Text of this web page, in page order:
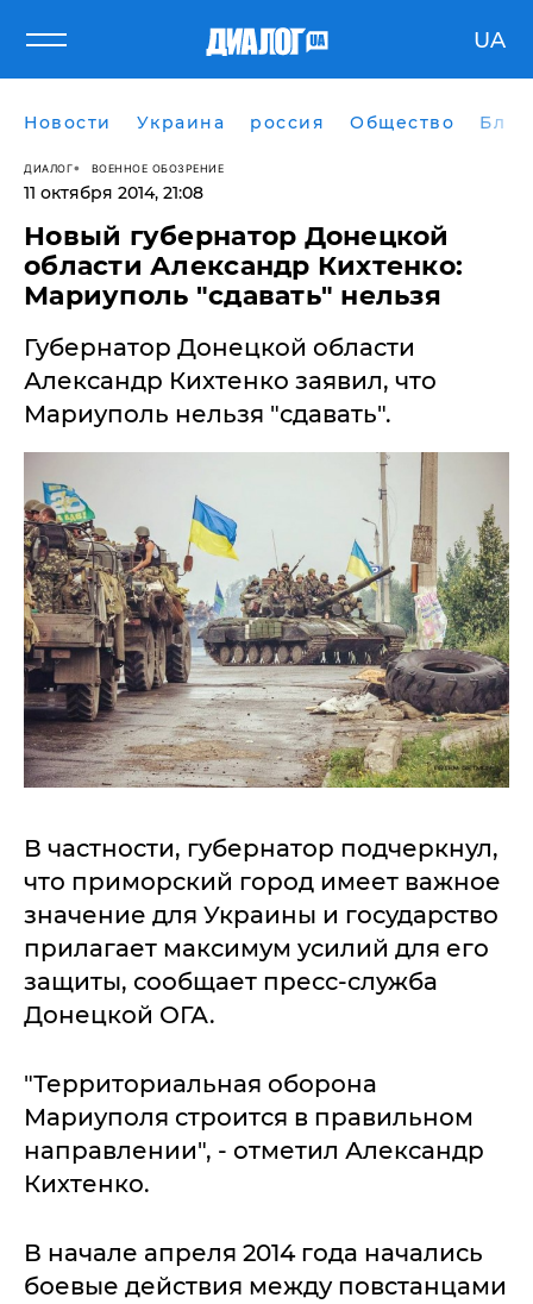
UA
Новости Украина россия Общество
ДИАЛОГ ВОЕННОЕ ОБОЗРЕНИЕ
11 октября 2014, 21:08
Новый губернатор Донецкой
области Александр Кихтенко:
Мариуполь "сдавать" нельзя
Губернатор Донецкой области
Александр Кихтенко заявил, что
Мариуполь нельзя "сдавать".
В частности, губернатор подчеркнул,
что приморский город имеет важное
значение для Украины и государство
прилагает максимум усилий для его
защиты, сообщает пресс-служба
Донецкой ОГА.
"Территориальная оборона
Мариуполя строится в правильном
направлении", - отметил Александр
Кихтенко.
В начале апреля 2014 года начались
боевые действия между повстанцами